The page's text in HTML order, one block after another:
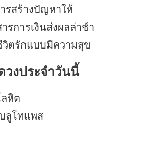
รสร้างปัญหาให้
ารการเงินส่งผลล่าช้า
ตรักแบบมีความสุข
วงประจำวันนี้
หิต
ลูโทแพส